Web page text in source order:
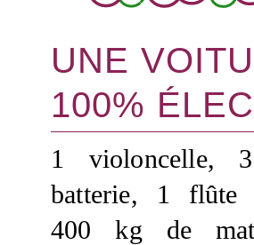
UNE
100%
1 violoncelle,
batterie, 1 flûte
400 kg de